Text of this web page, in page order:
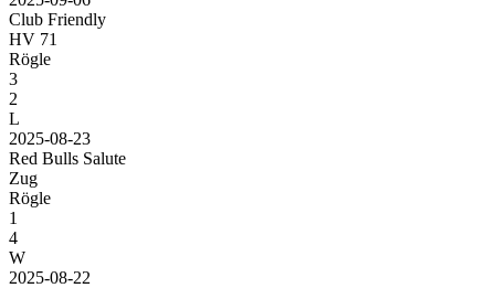
Club Friendly
HV 71
Rögle
3
2
L
2025-08-23
Red Bulls Salute
Zug
Rögle
1
4
W
2025-08-22